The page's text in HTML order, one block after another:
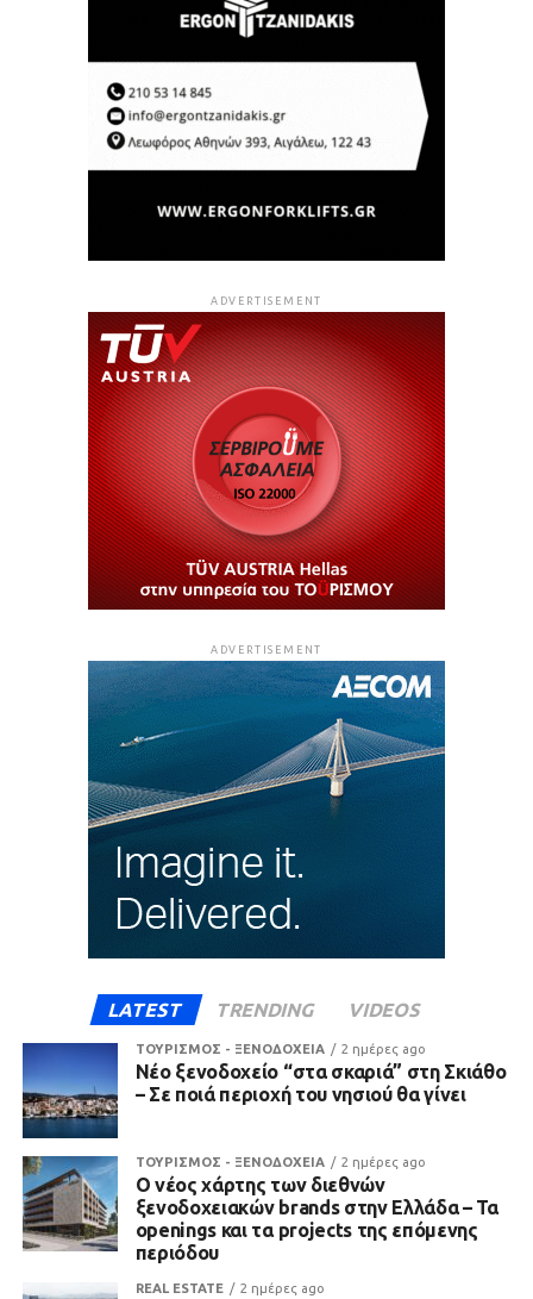
ADVERTISEMENT
ADVERTISEMENT
LATEST TRENDING VIDEOS
ΤΟΥΡΙΣΜΟΣ - ΞΕΝΟΔΟΧΕΙΑ 2 ημέρες ago
Νέο ξενοδοχείο “στα σκαριά” στη Σκιάθο
– Σε ποιά περιοχή του νησιού θα γίνει
ΤΟΥΡΙΣΜΟΣ - ΞΕΝΟΔΟΧΕΙΑ 2 ημέρες ago
Ο νέος χάρτης των διεθνών
ξενοδοχειακών brands στην Ελλάδα – Τα
openings και τα projects της επόμενης
περιόδου
REAL ESTATE 2 ημέρες ago